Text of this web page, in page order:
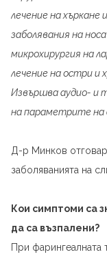
лечение на хъркане
заболявания на
микрохирургия на
лечение на остри и
Извършва аудио- и
на параметрите на
Д-р Минков
заболяванията на
Кои симптоми са
да са възпалени?
При фарингеалната